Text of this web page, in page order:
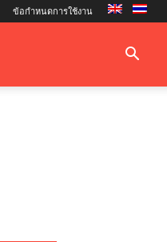
ข้อกำหนดการใช้งาน